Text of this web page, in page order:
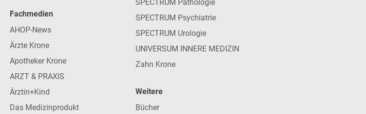
Fachmedien
AHOP-News
Ärzte Krone
Apotheker Krone
ARZT & PRAXIS
Ärztin+Kind
Das Medizinprodukt
SPECTRUM Pathologie
SPECTRUM Psychiatrie
SPECTRUM Urologie
UNIVERSUM INNERE MEDIZIN
Zahn Krone
Weitere
Bücher